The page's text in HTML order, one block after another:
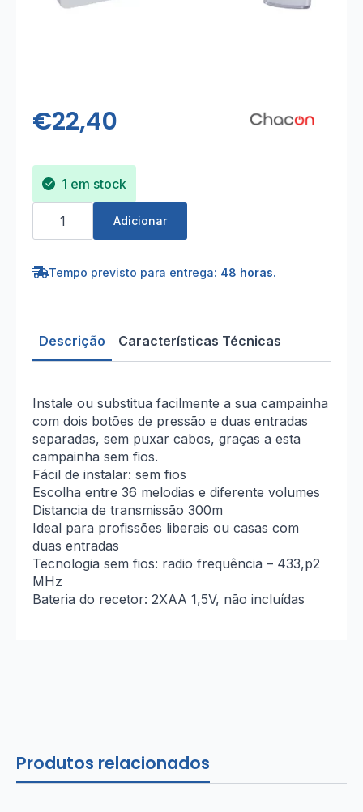
€22,40
1 em stock
Quantidade
Campainha
com
Adicionar
Tempo previsto para entrega: 48 horas.
Descrição Características Técnicas
Instale ou substitua facilmente a sua campainha
com dois botões de pressão e duas entradas
separadas, sem puxar cabos, graças a esta
campainha sem fios.
Fácil de instalar: sem fios
Escolha entre 36 melodias e diferente volumes
Distancia de transmissão 300m
Ideal para profissões liberais ou casas com
duas entradas
Tecnologia sem fios: radio frequência – 433,p2
MHz
Bateria do recetor: 2XAA 1,5V, não incluídas
Produtos relacionados